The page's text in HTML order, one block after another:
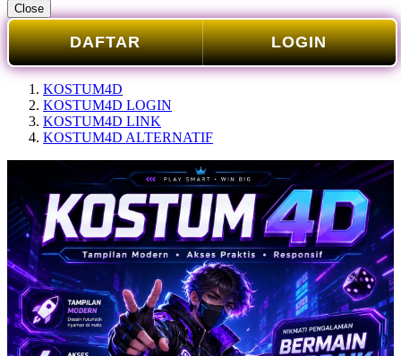
Close
DAFTAR LOGIN
KOSTUM4D
KOSTUM4D LOGIN
KOSTUM4D LINK
KOSTUM4D ALTERNATIF